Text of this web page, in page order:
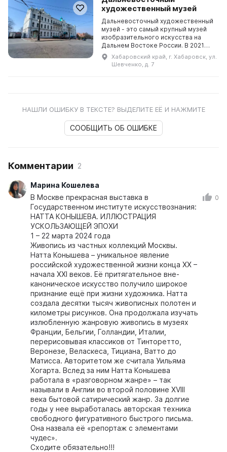
художественный музей
Дальневосточный художественный
музей - это самый крупный музей
изобразительного искусства на
Дальнем Востоке России. В 2021
году он отметил свое 90-летие - он
был основан в начале ХХ века. Он
Хабаровский край, г. Хабаровск, ул.
Шевченко, д. 7
НАШЛИ ОШИБКУ В ТЕКСТЕ? ВЫДЕЛИТЕ ЕЁ И НАЖМИТЕ
СООБЩИТЬ ОБ ОШИБКЕ
Комментарии 2
Марина Кошелева
В Москве прекрасная выставка в
Государственном институте искусствознания:
НАТТА КОНЫШЕВА. ИЛЛЮСТРАЦИЯ
УСКОЛЬЗАЮЩЕЙ ЭПОХИ
1 – 22 марта 2024 года
Живопись из частных коллекций Москвы.
Натта Конышева – уникальное явление
российской художественной жизни конца XX –
начала XXI веков. Её притягательное вне-
каноническое искусство получило широкое
признание ещё при жизни художника. Натта
создала десятки тысяч живописных полотен и
километры рисунков. Она продолжала изучать
излюбленную жанровую живопись в музеях
Франции, Бельгии, Голландии, Италии,
перерисовывая классиков от Тинторетто,
Веронезе, Веласкеса, Тициана, Ватто до
Матисса. Авторитетом же считала Уильяма
Хогарта. Вслед за ним Натта Конышева
работала в «разговорном жанре» – так
называли в Англии во второй половине XVIII
века бытовой сатирический жанр. За долгие
годы у нее выработалась авторская техника
свободного фигуративного быстрого письма.
Она назвала её «репортаж с элементами
чудес».
Сходите обязательно!!!
0